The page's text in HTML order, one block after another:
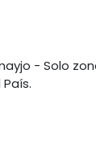
- Solo